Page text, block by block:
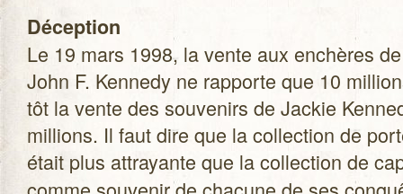
Décep­tion
Le 19 mars 1998, la vente aux enchères
John F. Ken­nedy ne rap­porte que 10
tôt la vente des sou­ve­nirs de Jackie
mil­lions. Il faut dire que la col­lec­tion de
était plus attrayante que la col­lec­tion de